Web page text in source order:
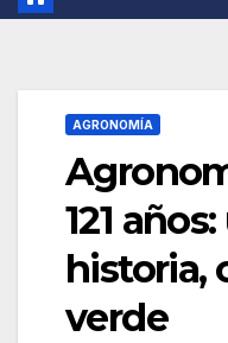
AGRONOMÍA
121
historia,
verde